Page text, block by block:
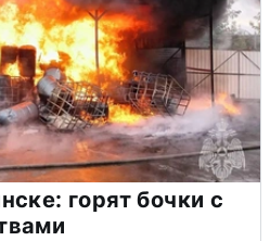
горят бочки с